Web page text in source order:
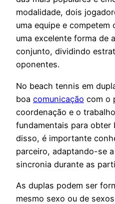
modalidade, dois
uma equipe e competem
uma excelente forma de
conjunto, dividindo
oponentes.
No beach tennis em
boa comunicação com o
coordenação e o
fundamentais para obter
disso, é importante
parceiro, adaptando-se
sincronia durante as
As duplas podem ser
mesmo sexo ou de